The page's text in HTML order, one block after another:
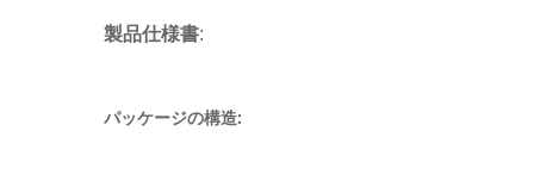
製品仕様書:
パッケージの構造: